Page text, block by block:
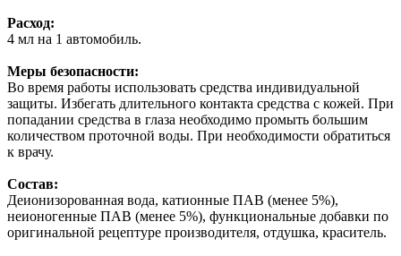
Расход:
4 мл на 1 автомобиль.
Меры безопасности:
Во время работы использовать средства индивидуальной
защиты. Избегать длительного контакта средства с кожей. При
попадании средства в глаза необходимо промыть большим
количеством проточной воды. При необходимости обратиться
к врачу.
Состав:
Деионизорованная вода, катионные ПАВ (менее 5%),
неионогенные ПАВ (менее 5%), функциональные добавки по
оригинальной рецептуре производителя, отдушка, краситель.